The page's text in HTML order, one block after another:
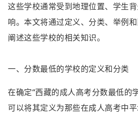
这些学校通常受到地理位置、学生
响。本文将通过定义、分类、举例
阐述这些学校的相关知识。
一、分数最低的学校的定义和分类
在确定“西藏的成人高考分数最低的
可以将其定义为那些在成人高考中平